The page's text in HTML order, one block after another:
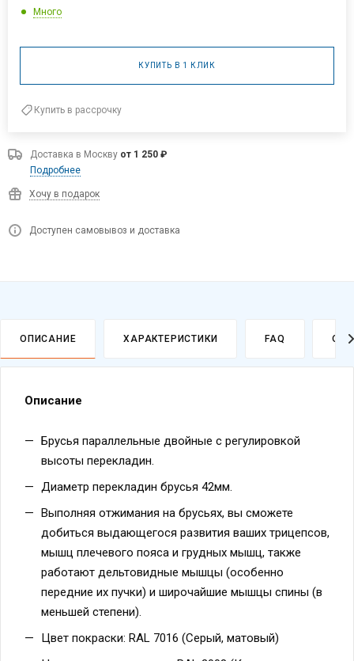
Много
КУПИТЬ В 1 КЛИК
Купить в рассрочку
Доставка в Москву от 1 250 ₽
Подробнее
Хочу в подарок
Доступен самовывоз и доставка
ОПИСАНИЕ ХАРАКТЕРИСТИКИ FAQ
Описание
Брусья параллельные двойные с регулировкой
высоты перекладин.
Диаметр перекладин брусья 42мм.
Выполняя отжимания на брусьях, вы сможете
добиться выдающегося развития ваших трицепсов,
мышц плечевого пояса и грудных мышц, также
работают дельтовидные мышцы (особенно
передние их пучки) и широчайшие мышцы спины (в
меньшей степени).
Цвет покраски: RAL 7016 (Серый, матовый)